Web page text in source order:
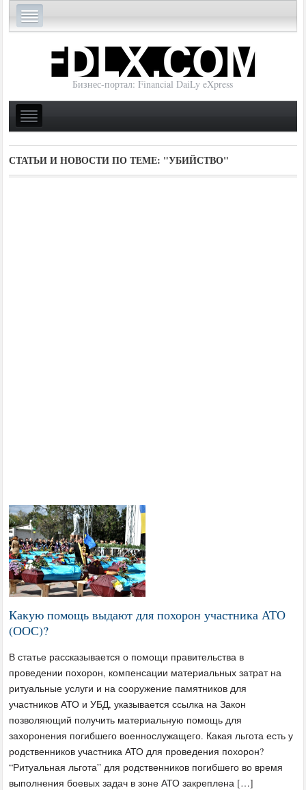
Бизнес-портал: Financial DaiLy eXpress
СТАТЬИ И НОВОСТИ ПО ТЕМЕ: "УБИЙСТВО"
Какую помощь выдают для похорон участника АТО
(ООС)?
В статье рассказывается о помощи правительства в
проведении похорон, компенсации материальных затрат на
ритуальные услуги и на сооружение памятников для
участников АТО и УБД, указывается ссылка на Закон
позволяющий получить материальную помощь для
захоронения погибшего военнослужащего. Какая льгота есть у
родственников участника АТО для проведения похорон?
“Ритуальная льгота” для родственников погибшего во время
выполнения боевых задач в зоне АТО закреплена […]